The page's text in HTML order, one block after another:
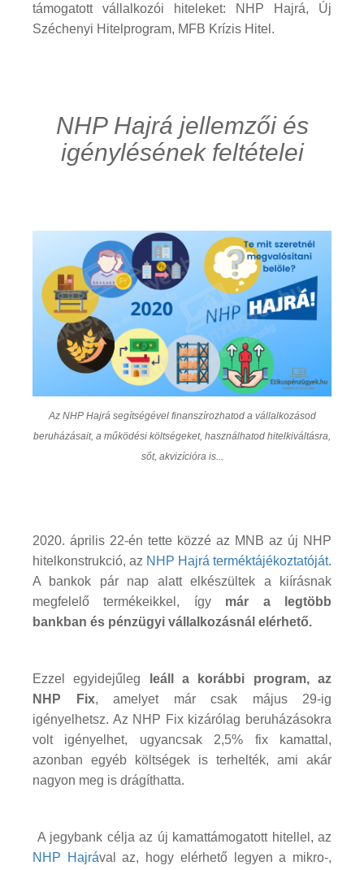
támogatott vállalkozói hiteleket: NHP Hajrá, Új
Széchenyi Hitelprogram, MFB Krízis Hitel.
NHP Hajrá jellemzői és
igénylésének feltételei
Az NHP Hajrá segítségével finanszírozhatod a vállalkozásod
beruházásait, a működési költségeket, használhatod hitelkiváltásra,
sőt, akvizícióra is...
2020. április 22-én tette közzé az MNB az új NHP
hitelkonstrukció, az NHP Hajrá terméktájékoztatóját.
A bankok pár nap alatt elkészültek a kiírásnak
megfelelő termékeikkel, így már a legtöbb
bankban és pénzügyi vállalkozásnál elérhető.
Ezzel egyidejűleg leáll a korábbi program, az
NHP Fix, amelyet már csak május 29-ig
igényelhetsz. Az NHP Fix kizárólag beruházásokra
volt igényelhet, ugyancsak 2,5% fix kamattal,
azonban egyéb költségek is terhelték, ami akár
nagyon meg is drágíthatta.
A jegybank célja az új kamattámogatott hitellel, az
NHP Hajrával az, hogy elérhető legyen a mikro-,